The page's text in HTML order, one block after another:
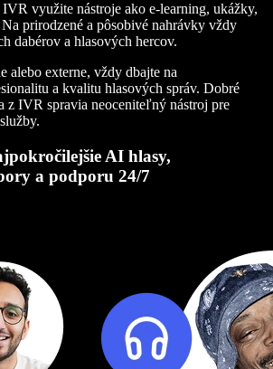
využite nástroje ako e-learning, ukážky,
prirodzené a pôsobivé nahrávky vždy
dabérov a hlasových hercov.
alebo externe, vždy dbajte na
a kvalitu hlasových správ. Dobré
z IVR spravia neoceniteľný nástroj pre
AI hlasy,
a podporu 24/7